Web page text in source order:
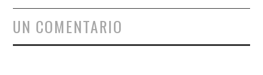
UN COMENTARIO